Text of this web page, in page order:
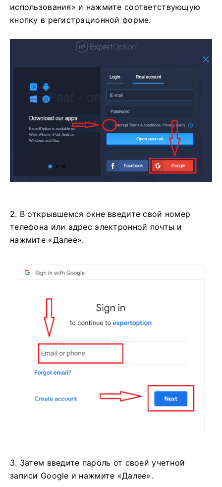
использования» и нажмите соответствующую
кнопку в регистрационной форме.
2. В открывшемся окне введите свой номер
телефона или адрес электронной почты и
нажмите «Далее».
3. Затем введите пароль от своей учетной
записи Google и нажмите «Далее».